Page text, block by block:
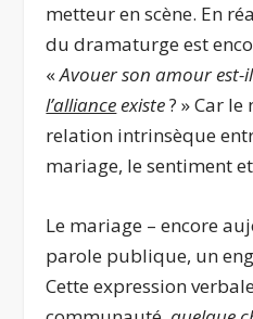
metteur en scène. En
du dramaturge est
«Avouer son amour est-
l’allianceexiste? » Car
relation intrinsèque
mariage, le sentiment
Le mariage – encore
parole publique, un
Cette expression